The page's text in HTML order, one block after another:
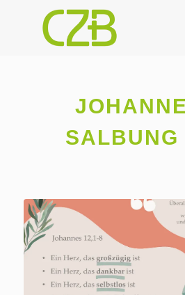
SALBUNG